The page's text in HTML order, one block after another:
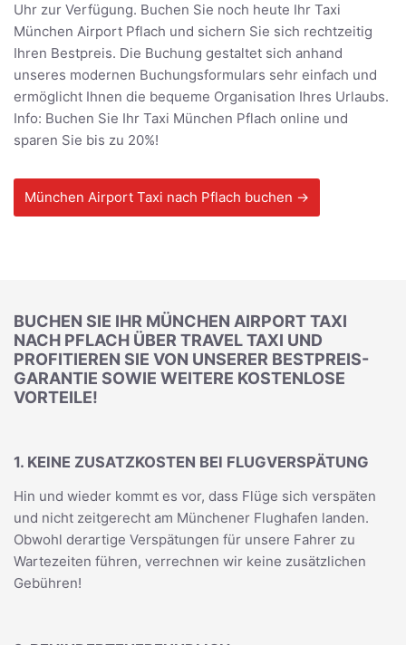
Uhr zur Verfügung. Buchen Sie noch heute Ihr Taxi
München Airport Pflach und sichern Sie sich rechtzeitig
Ihren Bestpreis. Die Buchung gestaltet sich anhand
unseres modernen Buchungsformulars sehr einfach und
ermöglicht Ihnen die bequeme Organisation Ihres Urlaubs.
Info: Buchen Sie Ihr Taxi München Pflach online und
sparen Sie bis zu 20%!
München Airport Taxi nach Pflach buchen →
BUCHEN SIE IHR MÜNCHEN AIRPORT TAXI
NACH PFLACH ÜBER TRAVEL TAXI UND
PROFITIEREN SIE VON UNSERER BESTPREIS-
GARANTIE SOWIE WEITERE KOSTENLOSE
VORTEILE!
1. KEINE ZUSATZKOSTEN BEI FLUGVERSPÄTUNG
Hin und wieder kommt es vor, dass Flüge sich verspäten
und nicht zeitgerecht am Münchener Flughafen landen.
Obwohl derartige Verspätungen für unsere Fahrer zu
Wartezeiten führen, verrechnen wir keine zusätzlichen
Gebühren!